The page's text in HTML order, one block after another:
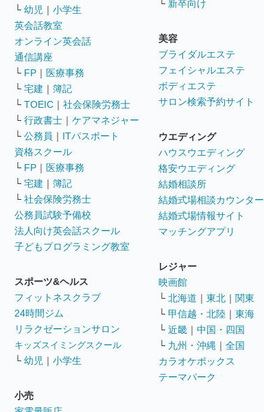
└ 幼児 ｜ 小学生
英会話教室
オンライン英会話
通信講座
└ FP ｜ 医療事務
└ 宅建 ｜ 簿記
└ TOEIC ｜ 社会保険労務士
└ 行政書士 ｜ ケアマネジャー
└ 公務員 ｜ ITパスポート
資格スクール
└ FP ｜ 医療事務
└ 宅建 ｜ 簿記
└ 社会保険労務士
公務員試験予備校
法人向け英会話スクール
子どもプログラミング教室
スポーツ&ヘルス
フィットネスクラブ
24時間ジム
リラクゼーションサロン
キッズスイミングスクール
└ 幼児 ｜ 小学生
小売
└ 新卒向け
美容
ブライダルエステ
フェイシャルエステ
ボディエステ
サロン検索予約サイト
ウエディング
ハウスウエディング
格安ウエディング
結婚相談所
結婚式場相談カウンター
結婚式場情報サイト
マッチングアプリ
レジャー
映画館
└ 北海道 ｜ 東北 ｜ 関東
└ 甲信越・北陸 ｜ 東海
└ 近畿 ｜ 中国・四国
└ 九州・沖縄 ｜ 全国
カラオケボックス
テーマパーク